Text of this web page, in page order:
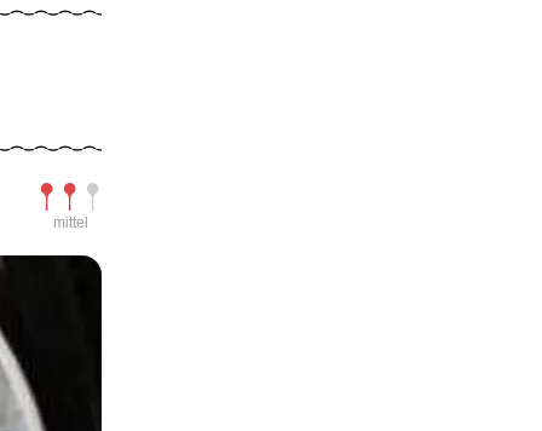
Schwierigkeit
mittel